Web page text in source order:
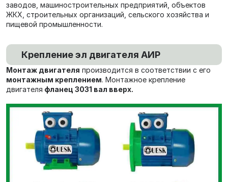
заводов, машиностроительных предприятий, объектов
ЖКХ, строительных организаций, сельского хозяйства и
пищевой промышленности.
Крепление эл двигателя АИР
Монтаж двигателя производится в соответствии с его
монтажным креплением. Монтажное крепление
двигателя фланец 3031 вал вверх.